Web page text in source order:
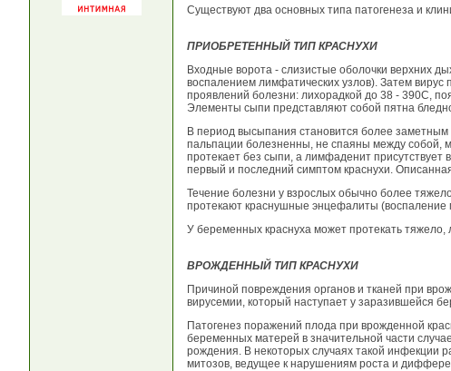
Существуют два основных типа патогенеза и
ПРИОБРЕТЕННЫЙ ТИП КРАСНУХИ
Входные ворота - слизистые оболочки верхних
воспалением лимфатических узлов). Затем вирус
проявлений болезни: лихорадкой до 38 - 390С,
Элементы сыпи представляют собой пятна
В период высыпания становится более
пальпации болезненны, не спаяны между собой,
протекает без сыпи, а лимфаденит
первый и последний симптом краснухи.
Течение болезни у взрослых обычно более
протекают краснушные энцефалиты (воспаление
У беременных краснуха может протекать
ВРОЖДЕННЫЙ ТИП КРАСНУХИ
Причиной повреждения органов и тканей при
вирусемии, который наступает у заразившейся
Патогенез поражений плода при врожденной
беременных матерей в значительной части
рождения. В некоторых случаях такой инфекции
митозов, ведущее к нарушениям роста и